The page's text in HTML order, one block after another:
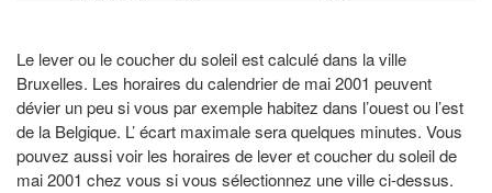
Le lever ou le coucher du soleil est calculé dans la ville
Bruxelles. Les horaires du calendrier de mai 2001 peuvent
dévier un peu si vous par exemple habitez dans l’ouest ou l’est
de la Belgique. L’ écart maximale sera quelques minutes. Vous
pouvez aussi voir les horaires de lever et coucher du soleil de
mai 2001 chez vous si vous sélectionnez une ville ci-dessus.